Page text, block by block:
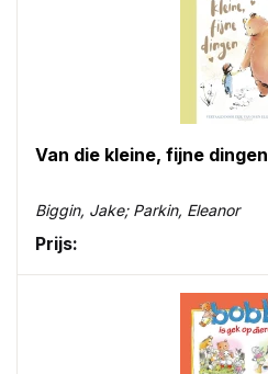
Van die kleine, fijne dingen
Biggin, Jake; Parkin, Eleanor
Prijs: